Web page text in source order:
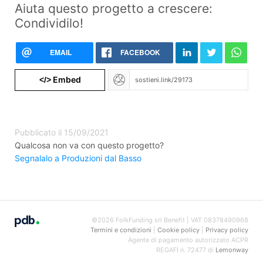
Aiuta questo progetto a crescere:
Condividilo!
EMAIL FACEBOOK
</>Embed
Pubblicato il 15/09/2021
Qualcosa non va con questo progetto?
Segnalalo a Produzioni dal Basso
©2026 FolkFunding srl Benefit | VAT 08378490968
Termini e condizioni
Cookie policy| Privacy policy
Agente di pagamento autorizzato ACPR
REGAFI n. 72477 di Lemonway